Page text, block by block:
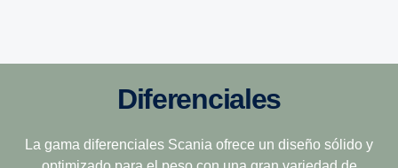
12 marchas
Esta caja de cambios está diseñada para los terrenos
el transporte desafiante de distancias largas. Sus
Diferenciales
La gama diferenciales Scania ofrece un diseño sólido y